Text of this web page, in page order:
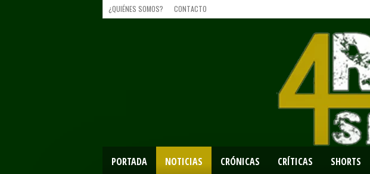
¿QUIÉNES SOMOS? CONTACTO
PORTADA NOTICIAS CRÓNICAS CRÍTICAS SHORTS